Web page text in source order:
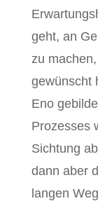
geht, an
zu
gewünscht
Eno
Prozesses
Sichtung
dann aber
langen